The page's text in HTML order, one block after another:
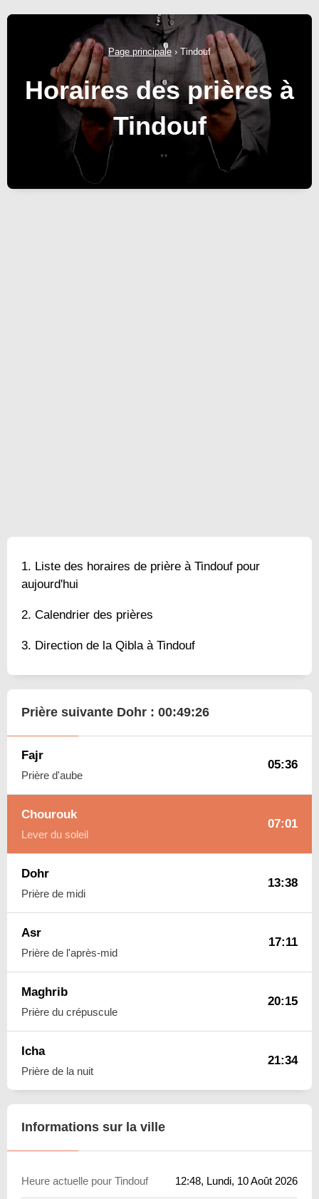
Page principale › Tindouf
Horaires des prières à
Tindouf
Liste des horaires de prière à Tindouf pour
aujourd'hui
Calendrier des prières
Direction de la Qibla à Tindouf
Prière suivante Dohr : 00:49:25
Fajr
Prière d'aube
05:36
Chourouk
Lever du soleil
07:01
Dohr
Prière de midi
13:38
Asr
Prière de l'après-mid
17:11
Maghrib
Prière du crépuscule
20:15
Icha
Prière de la nuit
21:34
Informations sur la ville
Heure actuelle pour Tindouf 12:48, Lundi, 10 Août 2026